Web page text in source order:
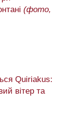
(фото,
Quiriakus:
вітер та